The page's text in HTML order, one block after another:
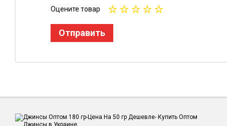
Оцените товар
Отправить